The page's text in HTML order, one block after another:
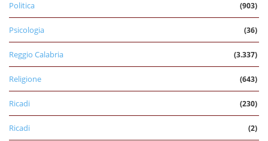
Politica (903)
Psicologia (36)
Reggio Calabria (3.337)
Religione (643)
Ricadi (230)
Ricadi (2)